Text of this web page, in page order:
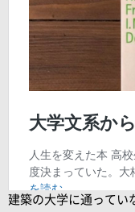
建築の大学に通ってい